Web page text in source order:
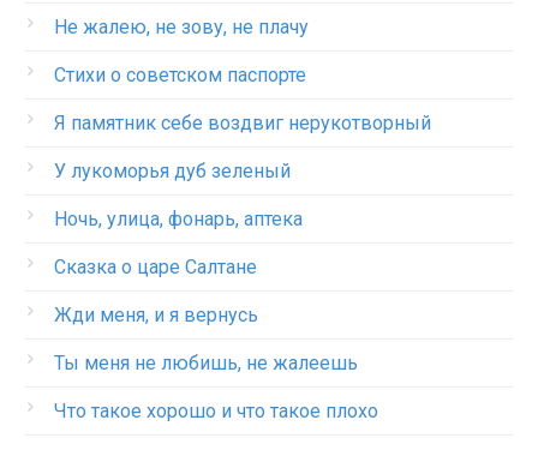
Не жалею, не зову, не плачу
Стихи о советском паспорте
Я памятник себе воздвиг нерукотворный
У лукоморья дуб зеленый
Ночь, улица, фонарь, аптека
Сказка о царе Салтане
Жди меня, и я вернусь
Ты меня не любишь, не жалеешь
Что такое хорошо и что такое плохо